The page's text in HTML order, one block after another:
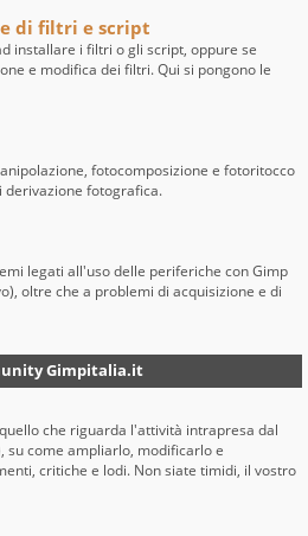
di filtri e script
installare i filtri o gli script, oppure se
e modifica dei filtri. Qui si pongono le
fotocomposizione e fotoritocco
fotografica.
legati all'uso delle periferiche con Gimp
oltre che a problemi di acquisizione e di
Gimpitalia.it
che riguarda l'attività intrapresa dal
su come ampliarlo, modificarlo e
critiche e lodi. Non siate timidi, il vostro